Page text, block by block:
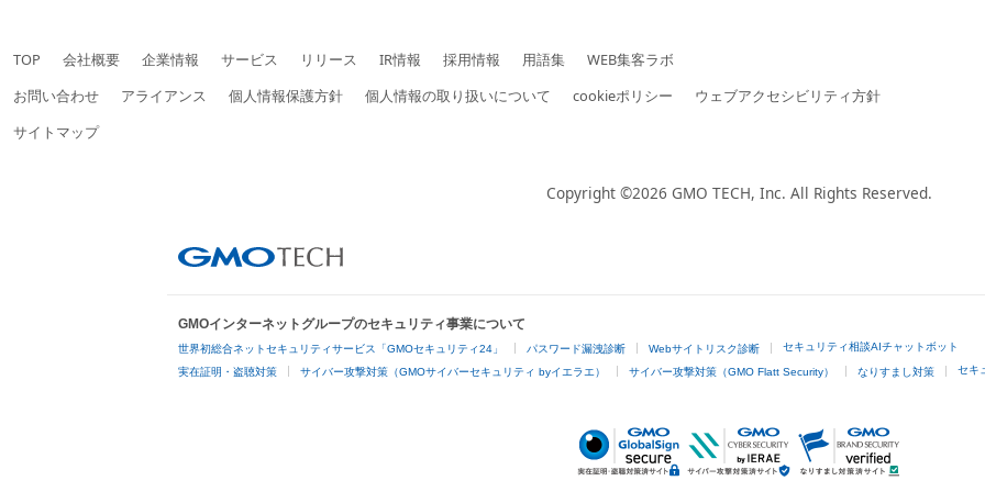
TOP 会社概要 企業情報 サービス リリース IR情報 採用情報 用語集
WEB集客ラボ
お問い合わせ
アライアンス 個人情報保護方針 個人情報の取り扱いについて cookieポリシー
ウェブアクセシビリティ方針
サイトマップ
Copyright ©2026 GMO TECH, Inc. All Rights Reserved.
GMOインターネットグループのセキュリティ事業について
世界初総合ネットセキュリティサービス「GMOセキュリティ24」 パスワード漏洩診断 Webサイトリスク診断 セキュリティ相談AIチャットボット
実在証明・盗聴対策 サイバー攻撃対策（GMOサイバーセキュリティ byイエラエ） サイバー攻撃対策（GMO Flatt Security） なりすまし対策 セキ